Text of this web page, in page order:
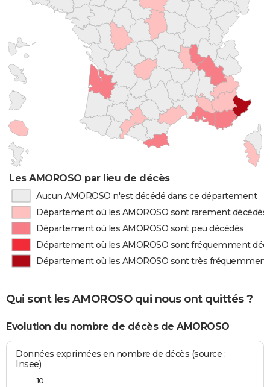
Les AMOROSO par lieu de décès
Aucun AMOROSO n'est décédé dans ce département
Département où les AMOROSO sont rarement décédés
Département où les AMOROSO sont peu décédés
Département où les AMOROSO sont fréquemment
Département où les AMOROSO sont très
Qui sont les AMOROSO qui nous ont quittés ?
Evolution du nombre de décès de AMOROSO
Données exprimées en nombre de décès (source :
Insee)
10